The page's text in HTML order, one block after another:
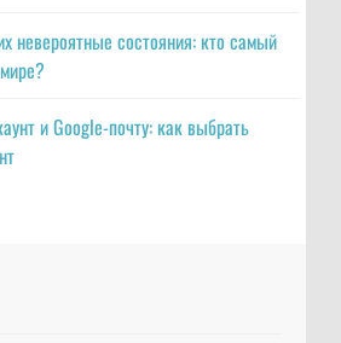
невероятные состояния: кто самый
и Google-почту: как выбрать